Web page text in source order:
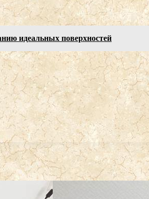
идеальных поверхностей